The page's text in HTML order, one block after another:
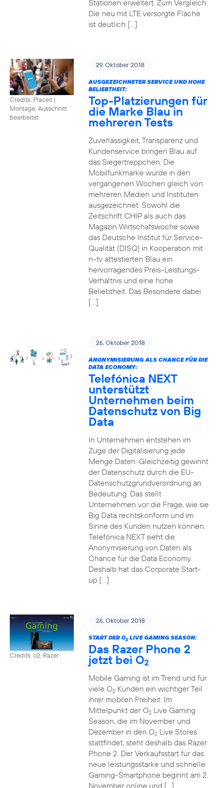
Stationen erweitert. Zum Vergleich:
Die neu mit LTE versorgte Fläche
ist deutlich […]
Credits: Placeit |
Montage, Ausschnitt
bearbeitet
29. Oktober 2018
AUSGEZEICHNETER SERVICE UND HOHE
BELIEBTHEIT:
Top-Platzierungen für
die Marke Blau in
mehreren Tests
Zuverlässigkeit, Transparenz und
Kundenservice bringen Blau auf
das Siegertreppchen. Die
Mobilfunkmarke wurde in den
vergangenen Wochen gleich von
mehreren Medien und Instituten
ausgezeichnet. Sowohl die
Zeitschrift CHIP als auch das
Magazin Wirtschafswoche sowie
das Deutsche Institut für Service-
Qualität (DISQ) in Kooperation mit
n-tv attestierten Blau ein
hervorragendes Preis-Leistungs-
Verhältnis und eine hohe
Beliebtheit. Das Besondere dabei
[…]
26. Oktober 2018
ANONYMISIERUNG ALS CHANCE FÜR DIE
DATA ECONOMY:
Telefónica NEXT
unterstützt
Unternehmen beim
Datenschutz von Big
Data
In Unternehmen entstehen im
Zuge der Digitalisierung jede
Menge Daten. Gleichzeitig gewinnt
der Datenschutz durch die EU-
Datenschutzgrundverordnung an
Bedeutung. Das stellt
Unternehmen vor die Frage, wie sie
Big Data rechtskonform und im
Sinne des Kunden nutzen können.
Telefónica NEXT sieht die
Anonymisierung von Daten als
Chance für die Data Economy.
Deshalb hat das Corporate Start-
up […]
Credits: o2, Razer
26. Oktober 2018
START DER O2LIVE GAMING SEASON:
Das Razer Phone 2
jetzt bei O2
Mobile Gaming ist im Trend und für
viele O2Kunden ein wichtiger Teil
ihrer mobilen Freiheit. Im
Mittelpunkt der O2Live Gaming
Season, die im November und
Dezember in den O2Live Stores
stattfindet, steht deshalb das Razer
Phone 2. Der Verkaufsstart für das
neue leistungsstarke und schnelle
Gaming-Smartphone beginnt am 2.
November online und […]